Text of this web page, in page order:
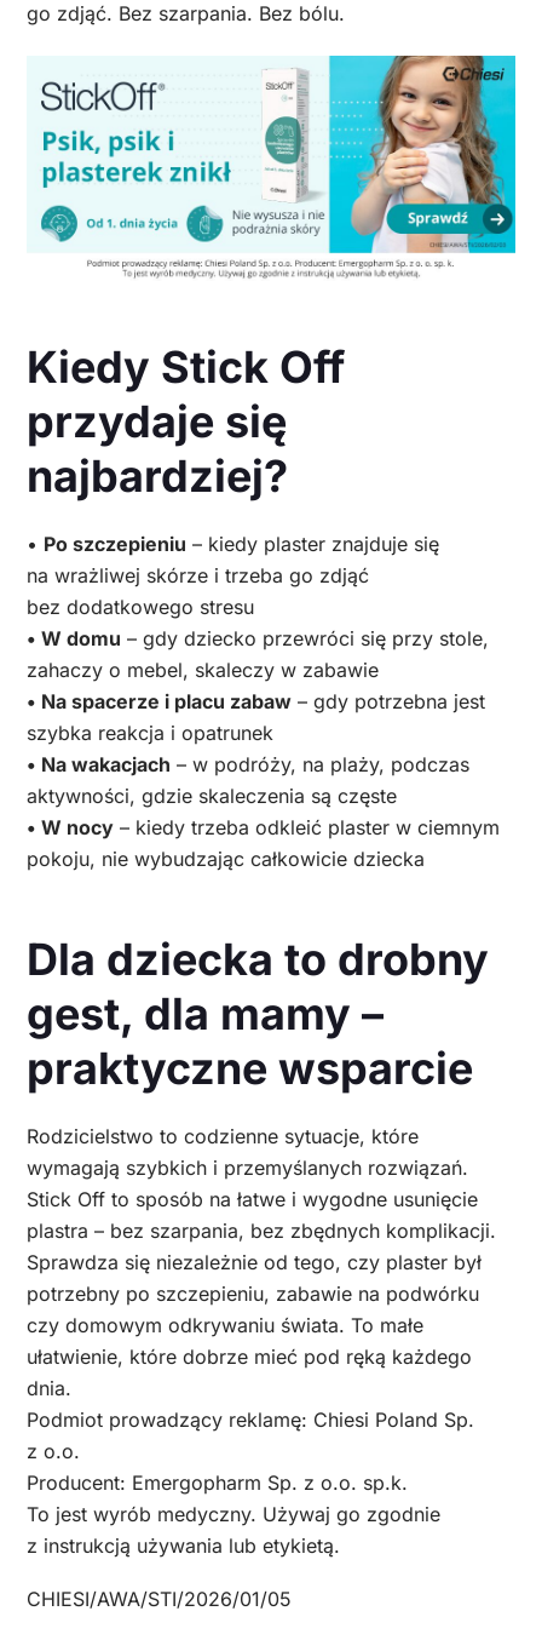
go zdjąć. Bez szarpania. Bez bólu.
Kiedy Stick Off
przydaje się
najbardziej?
• Po szczepieniu – kiedy plaster znajduje się
na wrażliwej skórze i trzeba go zdjąć
bez dodatkowego stresu
• W domu – gdy dziecko przewróci się przy stole,
zahaczy o mebel, skaleczy w zabawie
• Na spacerze i placu zabaw – gdy potrzebna jest
szybka reakcja i opatrunek
• Na wakacjach – w podróży, na plaży, podczas
aktywności, gdzie skaleczenia są częste
• W nocy – kiedy trzeba odkleić plaster w ciemnym
pokoju, nie wybudzając całkowicie dziecka
Dla dziecka to drobny
gest, dla mamy –
praktyczne wsparcie
Rodzicielstwo to codzienne sytuacje, które
wymagają szybkich i przemyślanych rozwiązań.
Stick Off to sposób na łatwe i wygodne usunięcie
plastra – bez szarpania, bez zbędnych komplikacji.
Sprawdza się niezależnie od tego, czy plaster był
potrzebny po szczepieniu, zabawie na podwórku
czy domowym odkrywaniu świata. To małe
ułatwienie, które dobrze mieć pod ręką każdego
dnia.
Podmiot prowadzący reklamę: Chiesi Poland Sp.
z o.o.
Producent: Emergopharm Sp. z o.o. sp.k.
To jest wyrób medyczny. Używaj go zgodnie
z instrukcją używania lub etykietą.
CHIESI/AWA/STI/2026/01/05